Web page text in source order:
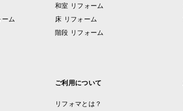
ム
和室 リフォーム
床 リフォーム
階段 リフォーム
ご利用について
リフォマとは？